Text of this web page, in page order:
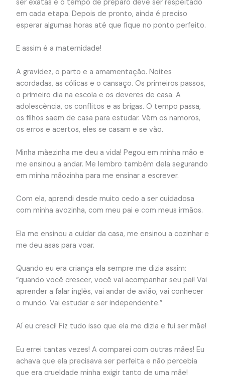
ser exatas e o tempo de preparo deve ser respeitado
em cada etapa. Depois de pronto, ainda é preciso
esperar algumas horas até que fique no ponto perfeito.
E assim é a maternidade!
A gravidez, o parto e a amamentação. Noites
acordadas, as cólicas e o cansaço. Os primeiros passos,
o primeiro dia na escola e os deveres de casa. A
adolescência, os conflitos e as brigas. O tempo passa,
os filhos saem de casa para estudar. Vêm os namoros,
os erros e acertos, eles se casam e se vão.
Minha mãezinha me deu a vida! Pegou em minha mão e
me ensinou a andar. Me lembro também dela segurando
em minha mãozinha para me ensinar a escrever.
Com ela, aprendi desde muito cedo a ser cuidadosa
com minha avozinha, com meu pai e com meus irmãos.
Ela me ensinou a cuidar da casa, me ensinou a cozinhar e
me deu asas para voar.
Quando eu era criança ela sempre me dizia assim:
“quando você crescer, você vai acompanhar seu pai! Vai
aprender a falar inglês, vai andar de avião, vai conhecer
o mundo. Vai estudar e ser independente.”
Aí eu cresci! Fiz tudo isso que ela me dizia e fui ser mãe!
Eu errei tantas vezes! A comparei com outras mães! Eu
achava que ela precisava ser perfeita e não percebia
que era crueldade minha exigir tanto de uma mãe!